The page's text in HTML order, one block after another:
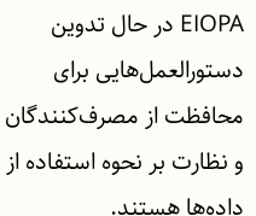
EIOPA در حال تدوین
دستورالعمل‌هایی برای
محافظت از مصرف‌کنندگان
و نظارت بر نحوه استفاده از